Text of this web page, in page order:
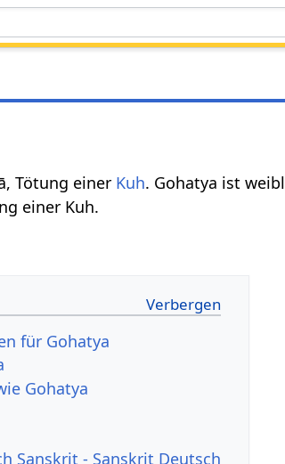
Tötung einer Kuh. Gohatya ist
einer Kuh.
für Gohatya
Gohatya
Sanskrit - Sanskrit Deutsch